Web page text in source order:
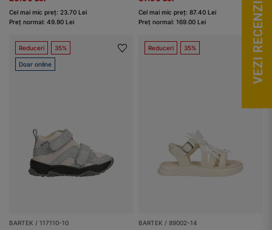
Cel mai mic preț: 23.70 Lei
Preț normal: 49.90 Lei
Cel mai mic preț: 87.40 Lei
Preț normal: 169.00 Lei
Reduceri 35%
Doar online
BARTEK / 117110-10
Reduceri 35%
BARTEK / 89002-14
VEZI RECENZII